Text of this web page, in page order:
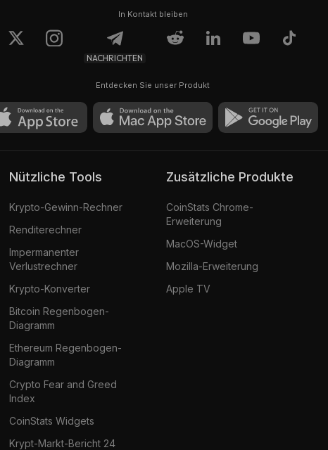
In Kontakt bleiben
NACHRICHTEN
Entdecken Sie unser Produkt
Nützliche Tools
Krypto-Gewinn-Rechner
Renditerechner
Impermanenter
Verlustrechner
Krypto-Konverter
Bitcoin Regenbogen-
Diagramm
Ethereum Regenbogen-
Diagramm
Crypto Fear and Greed
Index
CoinStats Widgets
Krypt-Markt-Bericht 24
Zusätzliche Produkte
CoinStats Chrome-
Erweiterung
MacOS-Widget
Mozilla-Erweiterung
Apple TV